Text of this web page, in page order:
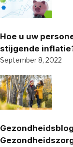
Hoe u uw
stijgende
September 8, 2022